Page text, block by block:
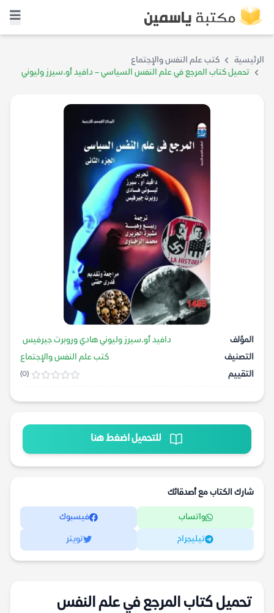
الرئيسية
كتب علم النفس والإجتماع
تحميل كتاب المرجع في علم النفس السياسي – دافيد أو.سيرز وليوني
المؤلف
دافيد أو.سيرز وليوني هادي وروبرت جيرفيس
التصنيف
كتب علم النفس والإجتماع
التقييم
(0)
للتحميل اضغط هنا
شارك الكتاب مع أصدقائك
واتساب فيسبوك
تيليجرام تويتر
تحميل كتاب المرجع في علم النفس